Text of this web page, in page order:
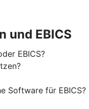
und EBICS
EBICS?
Software für EBICS?